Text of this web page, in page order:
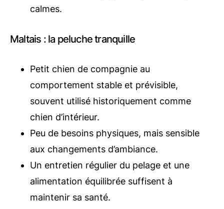
calmes.
Maltais : la peluche tranquille
Petit chien de compagnie au
comportement stable et prévisible,
souvent utilisé historiquement comme
chien d’intérieur.
Peu de besoins physiques, mais sensible
aux changements d’ambiance.
Un entretien régulier du pelage et une
alimentation équilibrée suffisent à
maintenir sa santé.